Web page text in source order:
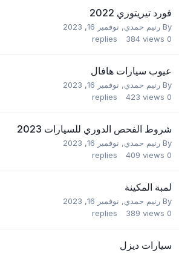
فورد تيريتوري 2022
By رنيم حمدي, نوفمبر 16, 2023
0
replies 384 views
عيوب سيارات هافال
By رنيم حمدي, نوفمبر 16, 2023
0
replies 423 views
شروط الفحص الدوري للسيارات 2023
By رنيم حمدي, نوفمبر 16, 2023
0
replies 409 views
لمبة المكينة
By رنيم حمدي, نوفمبر 16, 2023
0
replies 389 views
سيارات ديزل